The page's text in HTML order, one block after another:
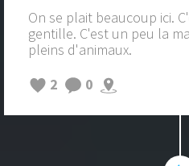
On se plait beaucoup ici.
gentille. C'est un peu la
pleins d'animaux.
2
0